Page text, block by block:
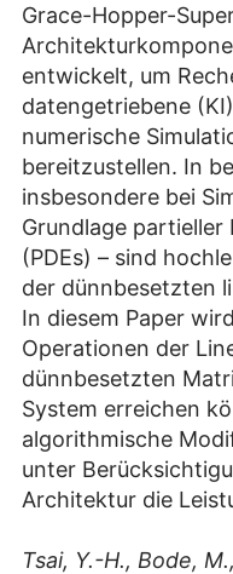
Grace-Hopper-
entwickelt, um
datengetriebene
numerische
bereitzustellen. In
insbesondere bei
Grundlage
(PDEs) – sind
der dünnbesetzten
In diesem Paper
Operationen der
dünnbesetzten
System erreichen
algorithmische
unter
Architektur die
Tsai, Y.-H., Bode,